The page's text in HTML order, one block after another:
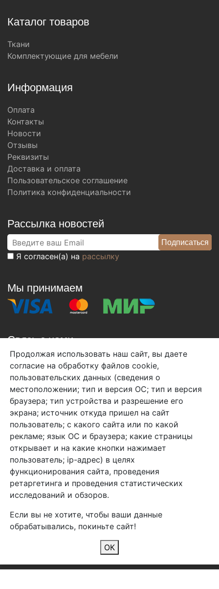
Каталог товаров
Ткани
Комплектующие для мебели
Информация
Оплата
Контакты
Новости
Отзывы
Реквизиты
Доставка и оплата
Пользовательское соглашение
Политика конфиденциальности
Рассылка новостей
Я согласен(а) на рассылку
Мы принимаем
Связь с нами
+7 (495) 933-38-08
info@arben-textile.ru- оптовые продажи
Арбен текстиль г. Щелково, пер.
1-й Советский д.25, владение 2.
Мы в соц. сетях
Продолжая использовать наш сайт, вы даете
согласие на обработку файлов cookie,
пользовательских данных (сведения о
местоположении; тип и версия ОС; тип и версия
браузера; тип устройства и разрешение его
экрана; источник откуда пришел на сайт
пользователь; с какого сайта или по какой
рекламе; язык ОС и браузера; какие страницы
открывает и на какие кнопки нажимает
пользователь; ip-адрес) в целях
функционирования сайта, проведения
ретаргетинга и проведения статистических
исследований и обзоров.
Если вы не хотите, чтобы ваши данные
обрабатывались, покиньте сайт!
ОК